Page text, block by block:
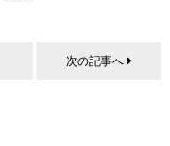
次の記事へ